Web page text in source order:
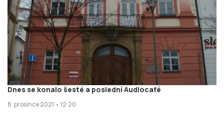
Dnes se konalo šesté a poslední Audiocafé
8. prosince 2021 • 12:20